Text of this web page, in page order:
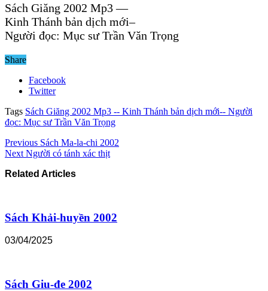
Sách Giăng 2002 Mp3 —
Kinh Thánh bản dịch mới–
Người đọc: Mục sư Trần Văn Trọng
Share
Facebook
Twitter
Tags Sách Giăng 2002 Mp3 -- Kinh Thánh bản dịch mới-- Người
đọc: Mục sư Trần Văn Trọng
Previous Sách Ma-la-chi 2002
Next Người có tánh xác thịt
Related Articles
Sách Khải-huyền 2002
03/04/2025
Sách Giu-đe 2002